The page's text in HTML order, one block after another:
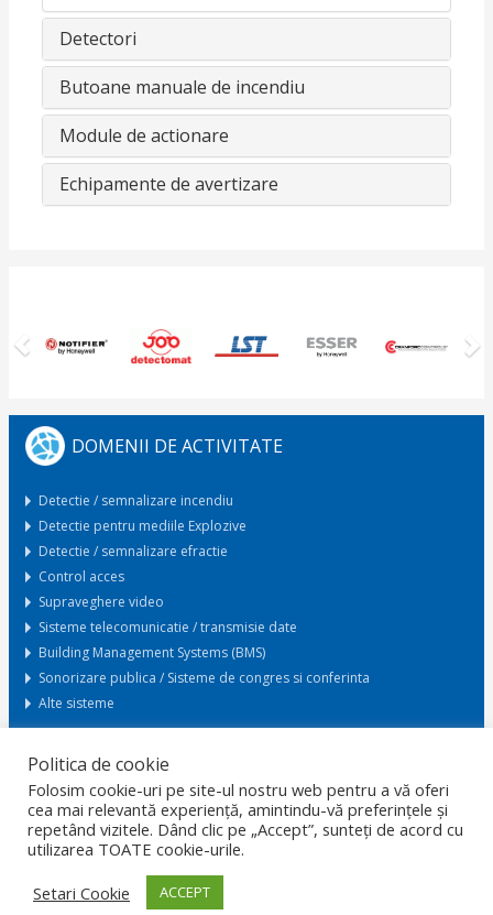
Detectori
Butoane manuale de incendiu
Module de actionare
Echipamente de avertizare
DOMENII DE ACTIVITATE
Detectie / semnalizare incendiu
Detectie pentru mediile Explozive
Detectie / semnalizare efractie
Control acces
Supraveghere video
Sisteme telecomunicatie / transmisie date
Building Management Systems (BMS)
Sonorizare publica / Sisteme de congres si conferinta
Alte sisteme
ACASA GDPR PROTECTIA DATELOR
CARIERE
CONFIDENTIALITATE
CERTIFICARI
SOLUTII LA CHEIE
© 2026 Copyright ROMANO ELECTRO SRL. Dezvoltat de
Politica de cookie
Folosim cookie-uri pe site-ul nostru web pentru a vă oferi
cea mai relevantă experiență, amintindu-vă preferințele și
repetând vizitele. Dând clic pe „Accept”, sunteți de acord cu
utilizarea TOATE cookie-urile.
Setari Cookie
ACCEPT